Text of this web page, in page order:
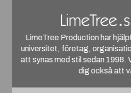
LimeTree Production har
universitet, företag,
att synas med stil sedan 1998.
dig också att